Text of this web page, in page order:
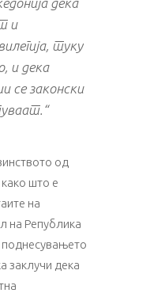
и
туку
и дека
се законски
од
што е
на
на Република
заклучи дека